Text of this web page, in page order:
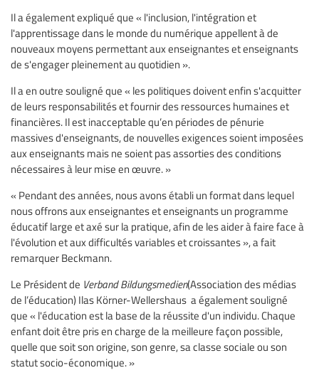
Il a également expliqué que « l'inclusion, l'intégration et
l'apprentissage dans le monde du numérique appellent à de
nouveaux moyens permettant aux enseignantes et enseignants
de s'engager pleinement au quotidien ».
Il a en outre souligné que « les politiques doivent enfin s'acquitter
de leurs responsabilités et fournir des ressources humaines et
financières. Il est inacceptable qu’en périodes de pénurie
massives d'enseignants, de nouvelles exigences soient imposées
aux enseignants mais ne soient pas assorties des conditions
nécessaires à leur mise en œuvre. »
« Pendant des années, nous avons établi un format dans lequel
nous offrons aux enseignantes et enseignants un programme
éducatif large et axé sur la pratique, afin de les aider à faire face à
l'évolution et aux difficultés variables et croissantes », a fait
remarquer Beckmann.
Le Président de Verband Bildungsmedien(Association des médias
de l’éducation) Ilas Körner-Wellershaus a également souligné
que « l'éducation est la base de la réussite d'un individu. Chaque
enfant doit être pris en charge de la meilleure façon possible,
quelle que soit son origine, son genre, sa classe sociale ou son
statut socio-économique. »